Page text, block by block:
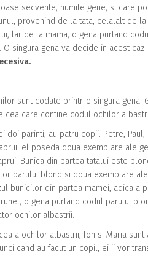
secvente, numite gene, si care
provenind de la tata, celalalt de la
lar de la mama, o gena purtand
singura gena va decide in acest
sunt codate printr-o singura gena.
cea care contine codul ochilor
parinti, au patru copii: Petre, Paul,
el poseda doua exemplare ale
Bunica din partea tatalui este
parului blond si doua exemplare
bunicilor din partea mamei, adica a
o gena purtand codul parului
ochilor albastrii.
a ochilor albastrii, Ion si Maria sunt
cand au facut un copil, ei ii vor